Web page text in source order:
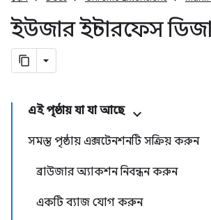
ইউজার ইন্টারফেস
এই পৃষ্ঠায় যা যা আছে
সমস্ত পৃষ্ঠায় এক্সটেনশনটি সক্রিয় করুন
ব্রাউজার অ্যাকশন নিবন্ধন করুন
একটি ব্যাজ যোগ করুন